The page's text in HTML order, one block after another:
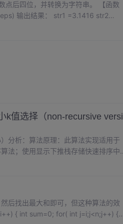
k值选择（non-recursive versi
分析：算法原理：此算法实现适用于
法；使用显示下推栈存储快速排序中
子序列（也就是在得到一次划分的
后找出最大和即可，但这种算法的效